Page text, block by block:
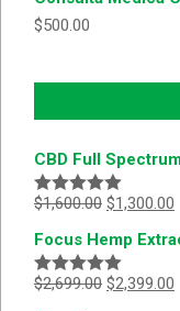
$500.00
CBD Full
Valorado
5
$1,600.00 $1,300.00
Focus Hemp
Valorado
$2,699.00 $2,399.00